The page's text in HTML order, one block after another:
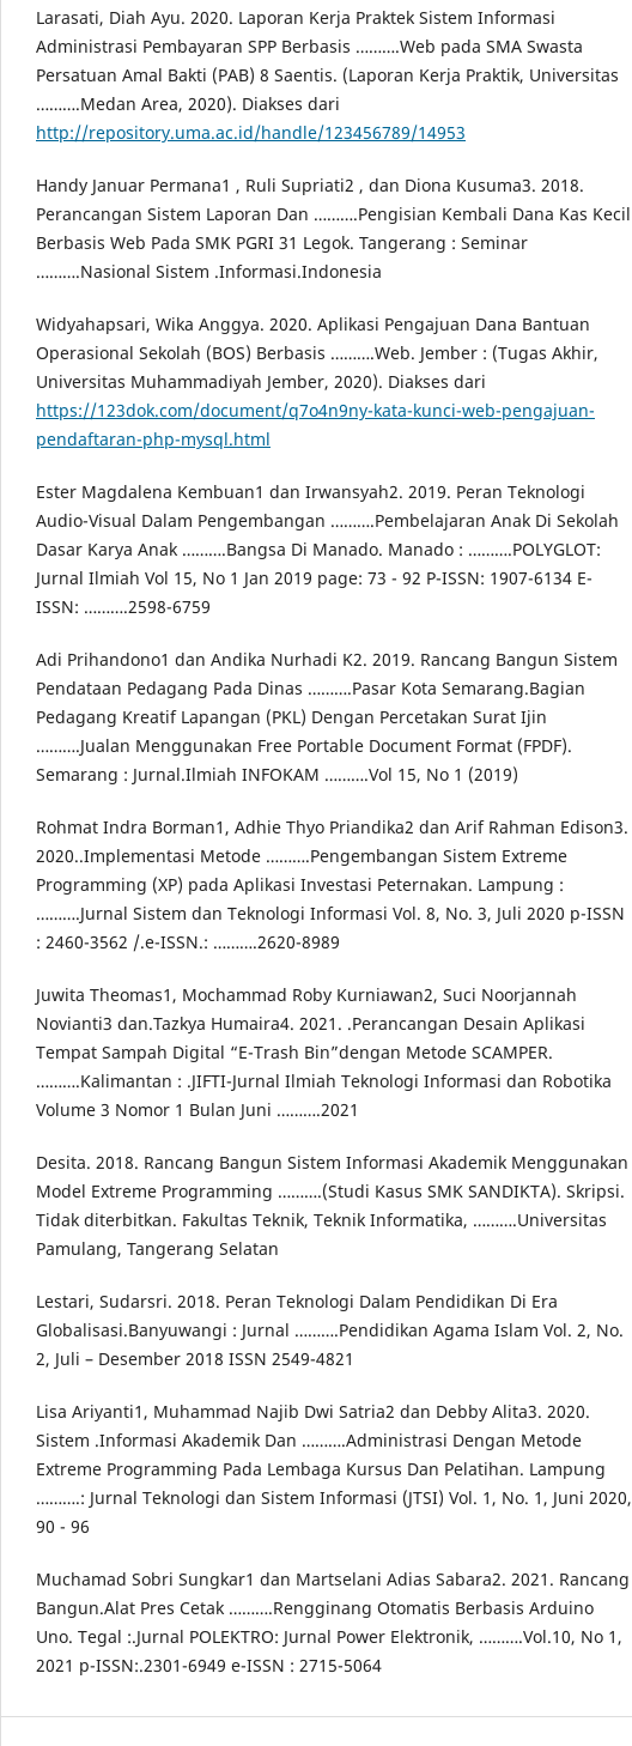
Larasati, Diah Ayu. 2020. Laporan Kerja Praktek Sistem Informasi
Administrasi Pembayaran SPP Berbasis ……….Web pada SMA Swasta
Persatuan Amal Bakti (PAB) 8 Saentis. (Laporan Kerja Praktik, Universitas
……….Medan Area, 2020). Diakses dari
http://repository.uma.ac.id/handle/123456789/14953
Handy Januar Permana1 , Ruli Supriati2 , dan Diona Kusuma3. 2018.
Perancangan Sistem Laporan Dan ……….Pengisian Kembali Dana Kas Kecil
Berbasis Web Pada SMK PGRI 31 Legok. Tangerang : Seminar
……….Nasional Sistem .Informasi.Indonesia
Widyahapsari, Wika Anggya. 2020. Aplikasi Pengajuan Dana Bantuan
Operasional Sekolah (BOS) Berbasis ……….Web. Jember : (Tugas Akhir,
Universitas Muhammadiyah Jember, 2020). Diakses dari
https://123dok.com/document/q7o4n9ny-kata-kunci-web-pengajuan-
pendaftaran-php-mysql.html
Ester Magdalena Kembuan1 dan Irwansyah2. 2019. Peran Teknologi
Audio-Visual Dalam Pengembangan ……….Pembelajaran Anak Di Sekolah
Dasar Karya Anak ……….Bangsa Di Manado. Manado : ……….POLYGLOT:
Jurnal Ilmiah Vol 15, No 1 Jan 2019 page: 73 - 92 P-ISSN: 1907-6134 E-
ISSN: ……….2598-6759
Adi Prihandono1 dan Andika Nurhadi K2. 2019. Rancang Bangun Sistem
Pendataan Pedagang Pada Dinas ……….Pasar Kota Semarang.Bagian
Pedagang Kreatif Lapangan (PKL) Dengan Percetakan Surat Ijin
……….Jualan Menggunakan Free Portable Document Format (FPDF).
Semarang : Jurnal.Ilmiah INFOKAM ……….Vol 15, No 1 (2019)
Rohmat Indra Borman1, Adhie Thyo Priandika2 dan Arif Rahman Edison3.
2020..Implementasi Metode ……….Pengembangan Sistem Extreme
Programming (XP) pada Aplikasi Investasi Peternakan. Lampung :
……….Jurnal Sistem dan Teknologi Informasi Vol. 8, No. 3, Juli 2020 p-ISSN
: 2460-3562 /.e-ISSN.: ……….2620-8989
Juwita Theomas1, Mochammad Roby Kurniawan2, Suci Noorjannah
Novianti3 dan.Tazkya Humaira4. 2021. .Perancangan Desain Aplikasi
Tempat Sampah Digital “E-Trash Bin”dengan Metode SCAMPER.
……….Kalimantan : .JIFTI-Jurnal Ilmiah Teknologi Informasi dan Robotika
Volume 3 Nomor 1 Bulan Juni ……….2021
Desita. 2018. Rancang Bangun Sistem Informasi Akademik Menggunakan
Model Extreme Programming ……….(Studi Kasus SMK SANDIKTA). Skripsi.
Tidak diterbitkan. Fakultas Teknik, Teknik Informatika, ……….Universitas
Pamulang, Tangerang Selatan
Lestari, Sudarsri. 2018. Peran Teknologi Dalam Pendidikan Di Era
Globalisasi.Banyuwangi : Jurnal ……….Pendidikan Agama Islam Vol. 2, No.
2, Juli – Desember 2018 ISSN 2549-4821
Lisa Ariyanti1, Muhammad Najib Dwi Satria2 dan Debby Alita3. 2020.
Sistem .Informasi Akademik Dan ……….Administrasi Dengan Metode
Extreme Programming Pada Lembaga Kursus Dan Pelatihan. Lampung
……….: Jurnal Teknologi dan Sistem Informasi (JTSI) Vol. 1, No. 1, Juni 2020,
90 - 96
Muchamad Sobri Sungkar1 dan Martselani Adias Sabara2. 2021. Rancang
Bangun.Alat Pres Cetak ……….Rengginang Otomatis Berbasis Arduino
Uno. Tegal :.Jurnal POLEKTRO: Jurnal Power Elektronik, ……….Vol.10, No 1,
2021 p-ISSN:.2301-6949 e-ISSN : 2715-5064